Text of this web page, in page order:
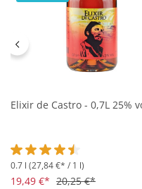
Elixir de Castro - 0,7L 25%
Durchschnittliche
0.7 l (27,84 €* / 1 l)
19,49 €* 20,25 €*